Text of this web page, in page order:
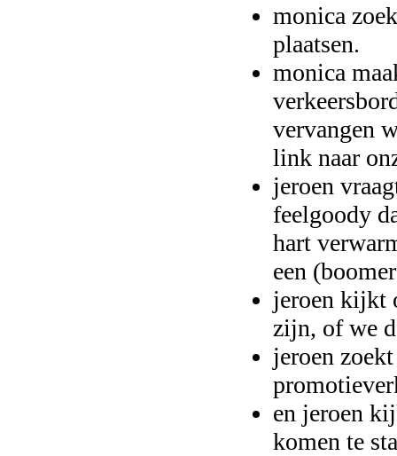
monica
plaatsen.
monica
vervangen
link naar
jeroen
feelgoody
hart
een
jeroen kijkt
zijn, of we
jeroen
en jeroen
komen te